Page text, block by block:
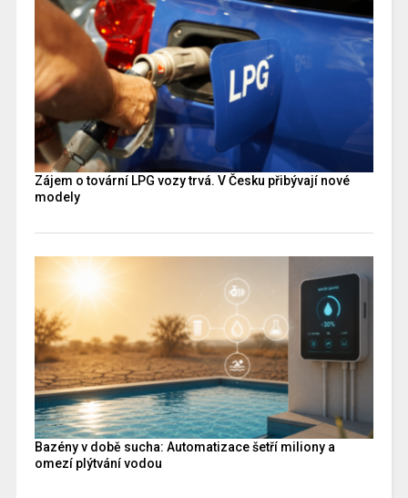
Zájem o tovární LPG vozy trvá. V Česku přibývají nové
modely
Bazény v době sucha: Automatizace šetří miliony a
omezí plýtvání vodou